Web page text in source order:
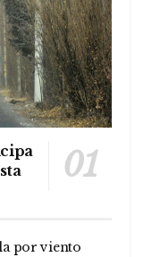
por viento